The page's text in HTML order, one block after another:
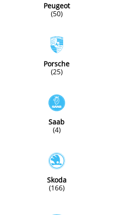
Peugeot
(50)
Porsche
(25)
Saab
(4)
Skoda
(166)